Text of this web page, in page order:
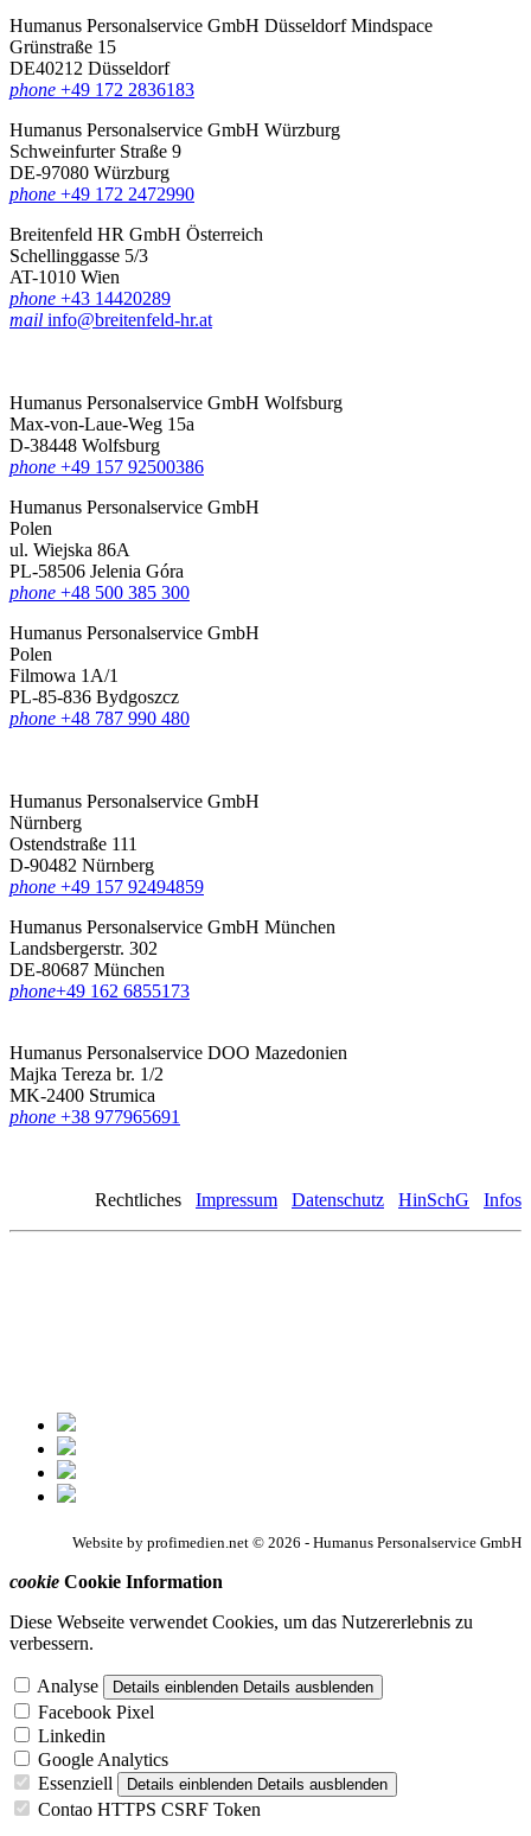
Humanus Personalservice GmbH DüsseldorfMindspace
Grünstraße 15
DE40212 Düsseldorf
phone +49 172 2836183‬
Humanus Personalservice GmbH Würzburg
Schweinfurter Straße 9
DE-97080 Würzburg
phone +49 172 2472990
Breitenfeld HR GmbH Österreich
Schellinggasse 5/3
AT-1010 Wien
phone +43 14420289
mail info@breitenfeld-hr.at
Humanus Personalservice GmbH Wolfsburg
Max-von-Laue-Weg 15a
D-38448 Wolfsburg
phone +49 157 92500386
Humanus Personalservice GmbH
Polen
ul. Wiejska 86A
PL-58506 Jelenia Góra
phone +48 500 385 300
Humanus Personalservice GmbH
Polen
Filmowa 1A/1
PL-85-836 Bydgoszcz
phone +48 787 990 480
Humanus Personalservice GmbH
Nürnberg
Ostendstraße 111
D-90482 Nürnberg
phone +49 157 92494859
Humanus Personalservice GmbH München
Landsbergerstr. 302
DE-80687 München
phone‪+49 162 6855173
Humanus Personalservice DOO Mazedonien
Majka Tereza br. 1/2
MK-2400 Strumica
phone +38 977965691
Rechtliches Impressum Datenschutz HinSchG Infos
Website by profimedien.net © 2026 - Humanus Personalservice GmbH
cookie Cookie Information
Diese Webseite verwendet Cookies, um das Nutzererlebnis zu
verbessern.
Analyse Details einblenden Details ausblenden
Facebook Pixel
Linkedin
Google Analytics
Essenziell
Details einblenden Details ausblenden
Contao HTTPS CSRF Token